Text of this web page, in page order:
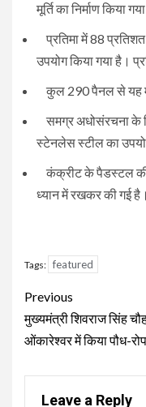
मूर्ति का निर्माण किया
प्रतिमा में 88
उपयोग किया गया है।
कुल 290 पैनल से यह
समग्र अधोसंरचना के
स्टेनलेस स्टील का
कंक्रीट के पैडस्टल की
ध्यान में रखकर की गई है।
Tags: featured
Continue
Reading
Previous
मुख्यमंत्री शिवराज सिंह
ओंकारेश्वर में किया पौध-
Leave a Reply